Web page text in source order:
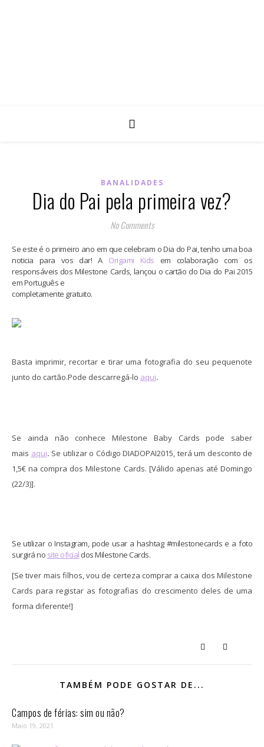
BANALIDADES
Dia do Pai pela primeira vez?
No Comments
Se este é o primeiro ano em que celebram o Dia do Pai, tenho uma boa
noticia para vos dar! A Origami Kids em colaboração com os
responsáveis dos Milestone Cards, lançou o cartão do Dia do Pai 2015
em Português e
completamente gratuito.
Basta imprimir, recortar e tirar uma fotografia do seu pequenote
junto do cartão.Pode descarregá-lo aqui.
Se ainda não conhece Milestone Baby Cards pode saber
mais aqui. Se utilizar o Código DIADOPAI2015, terá um desconto de
1,5€ na compra dos Milestone Cards. [Válido apenas até Domingo
(22/3)].
Se utilizar o Instagram, pode usar a hashtag #milestonecards e a foto
surgirá no site oficial dos Milestone Cards.
[Se tiver mais filhos, vou de certeza comprar a caixa dos Milestone
Cards pararegistar as fotografias do crescimento deles de uma
forma diferente!]
TAMBÉM PODE GOSTAR DE...
Campos de férias: sim ou não?
Maio 19, 2021